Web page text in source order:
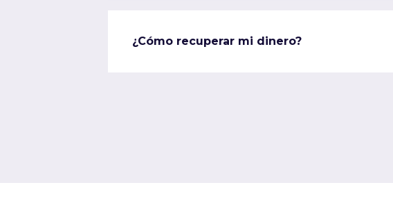
¿Cómo recuperar mi dinero?